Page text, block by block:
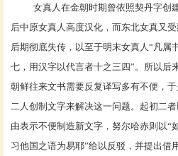
女真人在金朝时期曾依照契丹字创
后中原女真人高度汉化，而东北女真又
后期彻底失传，以至于明末女真人 “凡属
七，用汉字以代言者十之三四”。所以后
朝鲜往来文书需要反复译写多有不便，
二人创制文字来解决这一问题。起初二
由表示不便制造新文字，努尔哈赤则以“
习他国之语为易耶”给以反驳，并提出借